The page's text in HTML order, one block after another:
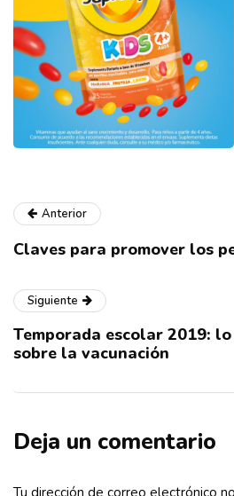
Anterior
Claves para promover los
Siguiente
Temporada escolar 2019:
sobre la vacunación
Deja un comentario
Tu dirección de correo electrónico